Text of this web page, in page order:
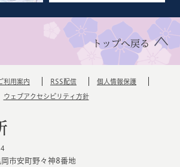
トップへ戻る
利用案内 RSS配信 個人情報保護
ウェブアクセシビリティ方針
市安町野々神8番地